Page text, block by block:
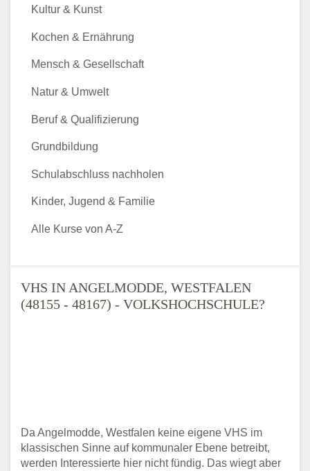
VHS IN ANGELMODDE, WESTFALEN
(48155 - 48167) - VOLKSHOCHSCHULE?
Da Angelmodde, Westfalen keine eigene VHS im
klassischen Sinne auf kommunaler Ebene betreibt,
werden Interessierte hier nicht fündig. Das wiegt aber
Kultur & Kunst
Kochen & Ernährung
Mensch & Gesellschaft
Natur & Umwelt
Beruf & Qualifizierung
Grundbildung
Schulabschluss nachholen
Kinder, Jugend & Familie
Alle Kurse von A-Z